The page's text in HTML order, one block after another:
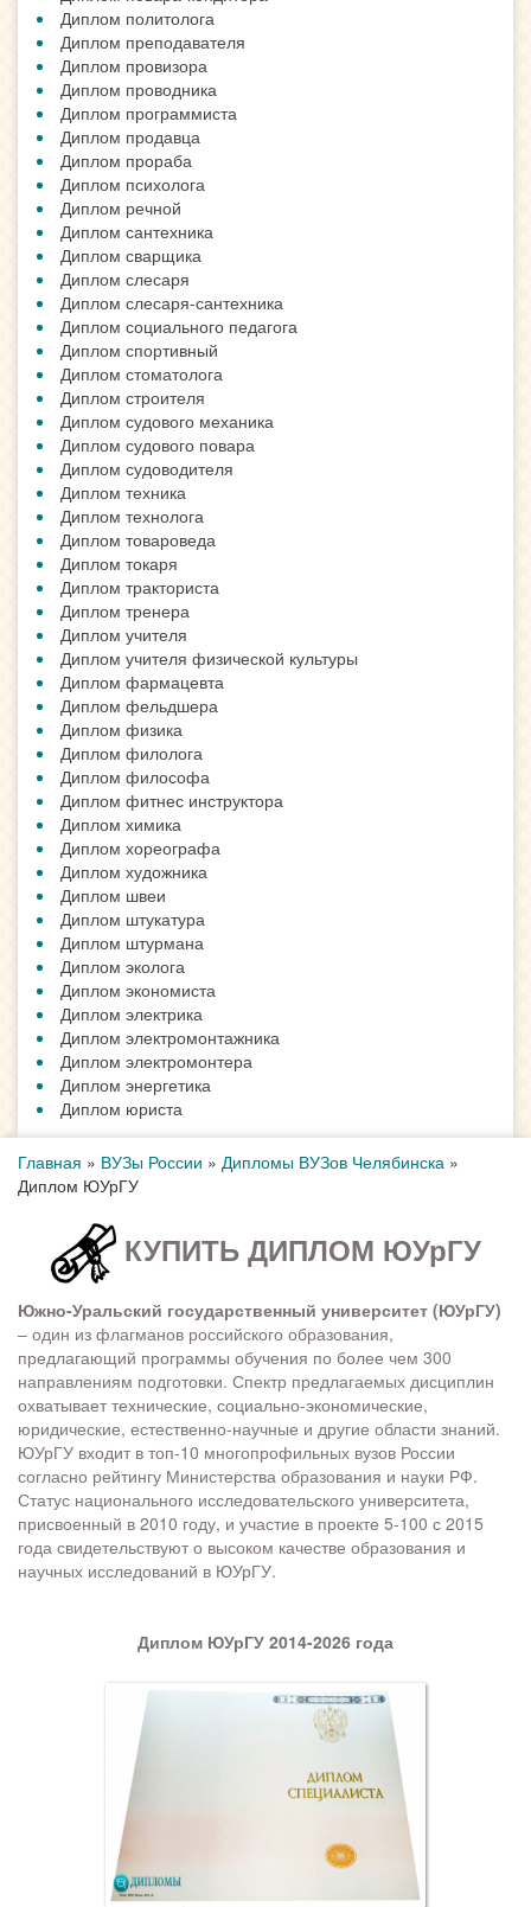
Диплом политолога
Диплом преподавателя
Диплом провизора
Диплом проводника
Диплом программиста
Диплом продавца
Диплом прораба
Диплом психолога
Диплом речной
Диплом сантехника
Диплом сварщика
Диплом слесаря
Диплом слесаря-сантехника
Диплом социального педагога
Диплом спортивный
Диплом стоматолога
Диплом строителя
Диплом судового механика
Диплом судового повара
Диплом судоводителя
Диплом техника
Диплом технолога
Диплом товароведа
Диплом токаря
Диплом тракториста
Диплом тренера
Диплом учителя
Диплом учителя физической культуры
Диплом фармацевта
Диплом фельдшера
Диплом физика
Диплом филолога
Диплом философа
Диплом фитнес инструктора
Диплом химика
Диплом хореографа
Диплом художника
Диплом швеи
Диплом штукатура
Диплом штурмана
Диплом эколога
Диплом экономиста
Диплом электрика
Диплом электромонтажника
Диплом электромонтера
Диплом энергетика
Диплом юриста
Главная » ВУЗы России » Дипломы ВУЗов Челябинска »
Диплом ЮУрГУ
КУПИТЬ ДИПЛОМ ЮУрГУ
Южно-Уральский государственный университет (ЮУрГУ)
– один из флагманов российского образования,
предлагающий программы обучения по более чем 300
направлениям подготовки. Спектр предлагаемых дисциплин
охватывает технические, социально-экономические,
юридические, естественно-научные и другие области знаний.
ЮУрГУ входит в топ-10 многопрофильных вузов России
согласно рейтингу Министерства образования и науки РФ.
Статус национального исследовательского университета,
присвоенный в 2010 году, и участие в проекте 5-100 с 2015
года свидетельствуют о высоком качестве образования и
научных исследований в ЮУрГУ.
Диплом ЮУрГУ 2014-2026 года